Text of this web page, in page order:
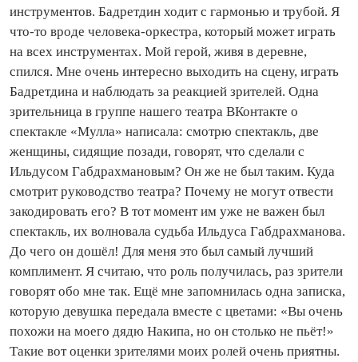
инструментов. Бадретдин ходит с гармонью и трубой. Я
что‑то вроде человека‑оркестра, который может играть
на всех инструментах. Мой герой, живя в деревне,
спился. Мне очень интересно выходить на сцену, играть
Бадретдина и наблюдать за реакцией зрителей. Одна
зрительница в группе нашего театра ВКонтакте о
спектакле «Мулла» написала: смотрю спектакль, две
женщины, сидящие позади, говорят, что сделали с
Ильдусом Габдрахмановым? Он же не был таким. Куда
смотрит руководство театра? Почему не могут отвести
закодировать его? В тот момент им уже не важен был
спектакль, их волновала судьба Ильдуса Габдрахманова.
До чего он дошёл! Для меня это был самый лучший
комплимент. Я считаю, что роль получилась, раз зрители
говорят обо мне так. Ещё мне запомнилась одна записка,
которую девушка передала вместе с цветами: «Вы очень
похожи на моего дядю Накипа, но он столько не пьёт!»
Такие вот оценки зрителями моих ролей очень приятны.